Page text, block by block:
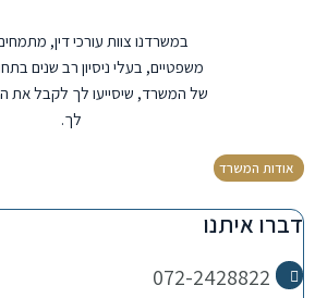
במשרדנו צוות עורכי דין,
משפטיים, בעלי ניסיון רב שנים
של המשרד, שיסייעו לך לקבל את
לך.
אודות המשרד
דברו איתנו
072-2428822